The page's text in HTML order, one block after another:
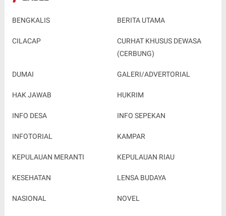
KEPULAUAN RIAU
KESEHATAN LENSA BUDAYA
NASIONAL NOVEL
NUSA TENGGARA TIMUR OLAHRAGA
OPINI PARIWISATA
PEKANBARU PELALAWAN
PENDIDIKAN PERISTIWA
PERTANIAN POLITIK